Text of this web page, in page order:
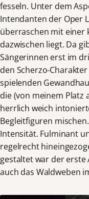
fesseln. Unter dem
Intendanten der Oper
überraschen mit einer
dazwischen liegt. Da
Sängerinnen erst im
den Scherzo-
spielenden
die (von meinem Platz
herrlich weich
Begleitfiguren
Intensität. Fulminant
regelrecht
gestaltet war der erste
auch das Waldweben